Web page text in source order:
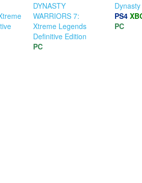
DYNASTY
WARRIORS 7:
Xtreme Legends
Definitive Edition
PC
PS4
PC